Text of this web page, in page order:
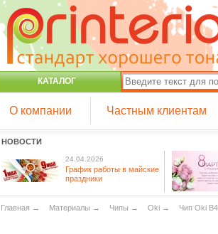
КАТАЛОГ
О компании Частным клиентам
НОВОСТИ
24.04.2026
График работы в майские
праздники
Главная → Материалы → Чипы → Oki → Чип Oki